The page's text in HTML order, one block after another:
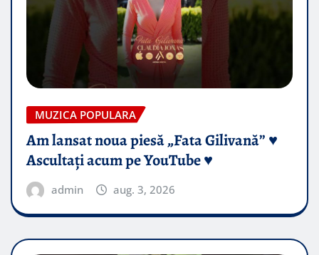
MUZICA POPULARA
Am lansat noua piesă „Fata Gilivană” ♥️
Ascultați acum pe YouTube ♥️
admin aug. 3, 2026